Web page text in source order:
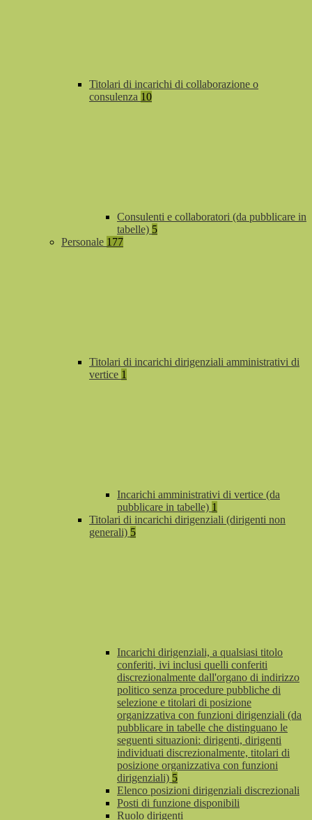
Titolari di incarichi di collaborazione o
consulenza 10
Consulenti e collaboratori (da pubblicare in
tabelle) 5
Personale 177
Titolari di incarichi dirigenziali amministrativi di
vertice 1
Incarichi amministrativi di vertice (da
pubblicare in tabelle) 1
Titolari di incarichi dirigenziali (dirigenti non
generali) 5
Incarichi dirigenziali, a qualsiasi titolo
conferiti, ivi inclusi quelli conferiti
discrezionalmente dall'organo di indirizzo
politico senza procedure pubbliche di
selezione e titolari di posizione
organizzativa con funzioni dirigenziali (da
pubblicare in tabelle che distinguano le
seguenti situazioni: dirigenti, dirigenti
individuati discrezionalmente, titolari di
posizione organizzativa con funzioni
dirigenziali) 5
Elenco posizioni dirigenziali discrezionali
Posti di funzione disponibili
Ruolo dirigenti